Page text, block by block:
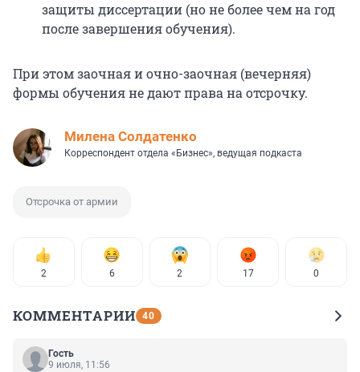
защиты диссертации (но не более чем на год
после завершения обучения).
При этомзаочная и очно-заочная (вечерняя)
формы обучения не дают права на отсрочку.
Милена Солдатенко
Корреспондент отдела «Бизнес», ведущая подкаста
Отсрочка от армии
2 6 2 17 0
КОММЕНТАРИИ 40
Гость
9 июля, 11:56